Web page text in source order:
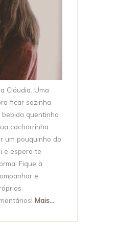
Cláudia. Uma
ficar sozinha
bebida quentinha
cachorrinha.
um pouquinho do
e espero te
Fique à
e
Mais...